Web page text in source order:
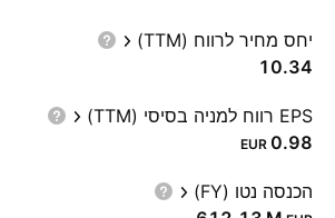
יחס מחיר לרווח (TTM)
10.34
EPS רווח למניה בסיסי (TTM)
0.98
EUR
הכנסה נטו (FY)